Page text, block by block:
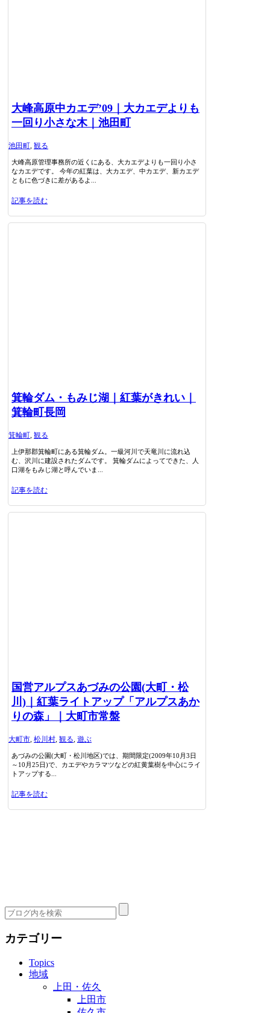
大峰高原中カエデ’09｜大カエデよりも
一回り小さな木｜池田町
池田町, 観る
大峰高原管理事務所の近くにある、大カエデよりも一回り小さ
なカエデです。 今年の紅葉は、大カエデ、中カエデ、新カエデ
ともに色づきに差があるよ...
記事を読む
箕輪ダム・もみじ湖｜紅葉がきれい｜
箕輪町長岡
箕輪町, 観る
上伊那郡箕輪町にある箕輪ダム。一級河川で天竜川に流れ込
む、沢川に建設されたダムです。 箕輪ダムによってできた、人
口湖をもみじ湖と呼んでいま...
記事を読む
国営アルプスあづみの公園(大町・松
川)｜紅葉ライトアップ「アルプスあか
りの森」｜大町市常盤
大町市, 松川村, 観る, 遊ぶ
あづみの公園(大町・松川地区)では、期間限定(2009年10月3日
～10月25日)で、カエデやカラマツなどの紅黄葉樹を中心にライ
トアップする...
記事を読む
カテゴリー
Topics
地域
上田・佐久
上田市